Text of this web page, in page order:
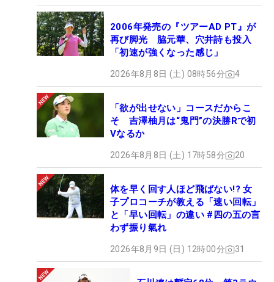
2006年発売の『ツアーAD PT』が
再び脚光 脇元華、穴井詩も投入
「初速が強くなった感じ」
2026年8月8日 (土) 08時56分 4
「欲が出せない」コースだからこ
そ 吉澤柚月は“鬼門”の決勝Rで初
Vなるか
2026年8月8日 (土) 17時58分 20
体を早く回す人ほど飛ばない!? 女
子プロコーチが教える「速い回転」
と「早い回転」の違い #四の五の言
わず振り氣れ
2026年8月9日 (日) 12時00分 31